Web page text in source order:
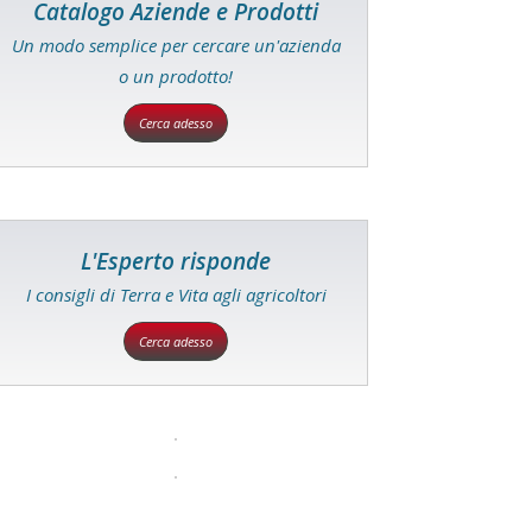
Catalogo Aziende e Prodotti
Un modo semplice per cercare un'azienda
o un prodotto!
Cerca adesso
L'Esperto risponde
I consigli di Terra e Vita agli agricoltori
Cerca adesso